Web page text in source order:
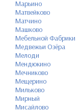
Марьино
Матвейково
Матчино
Машково
Мебельной Фабрики
Медвежьи Озёра
Мелоди
Мендюкино
Мечниково
Мещерино
Мильково
Мирный
Мисайлово